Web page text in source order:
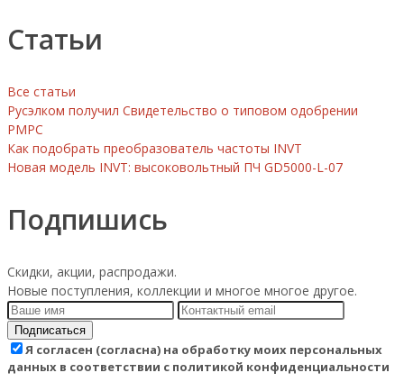
Статьи
Все статьи
Русэлком получил Свидетельство о типовом одобрении
РМРС
Как подобрать преобразователь частоты INVT
Новая модель INVT: высоковольтный ПЧ GD5000-L-07
Подпишись
Скидки, акции, распродажи.
Новые поступления, коллекции и многое многое другое.
Подписаться
Я согласен (согласна) на обработку моих персональных
данных в соответствии с политикой конфиденциальности